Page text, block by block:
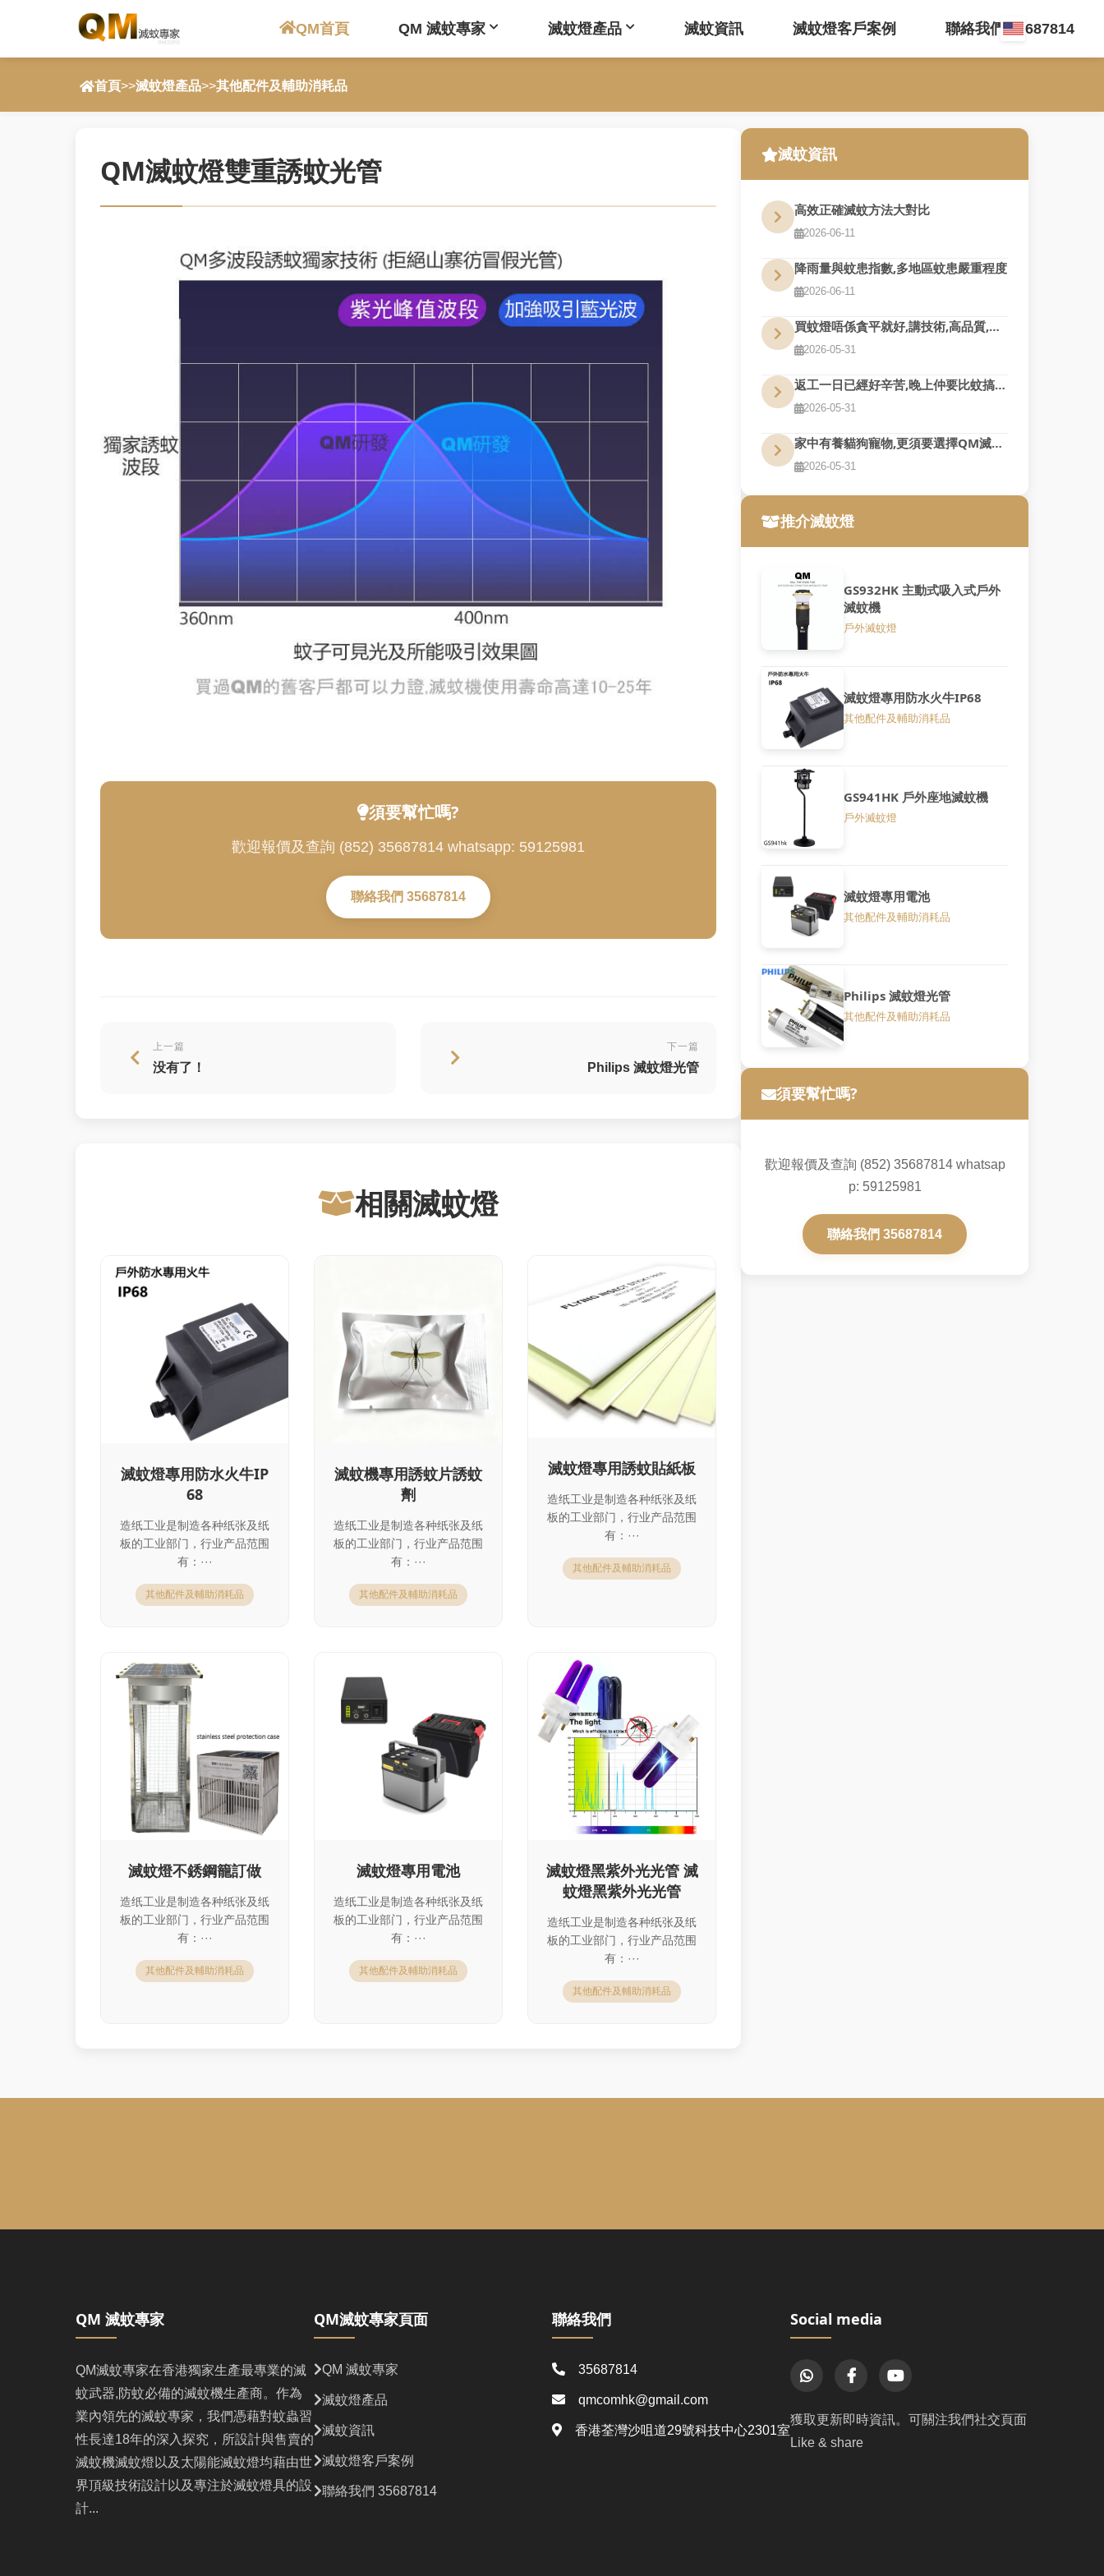
QM首頁 QM 滅蚊專家 滅蚊燈產品 滅蚊資訊 滅蚊燈客戶案例 聯絡我們 35687814
首頁>>滅蚊燈產品>>其他配件及輔助消耗品
QM滅蚊燈雙重誘蚊光管
須要幫忙嗎?
歡迎報價及查詢 (852) 35687814 whatsapp: 59125981
聯絡我們 35687814
上一篇
没有了！
下一篇
Philips 滅蚊燈光管
相關滅蚊燈
滅蚊燈專用防水火牛IP
68
造纸工业是制造各种纸张及纸
板的工业部门，行业产品范围
有：···
其他配件及輔助消耗品
滅蚊機專用誘蚊片誘蚊
劑
造纸工业是制造各种纸张及纸
板的工业部门，行业产品范围
有：···
其他配件及輔助消耗品
滅蚊燈專用誘蚊貼紙板
造纸工业是制造各种纸张及纸
板的工业部门，行业产品范围
有：···
其他配件及輔助消耗品
滅蚊燈不銹鋼籠訂做
造纸工业是制造各种纸张及纸
板的工业部门，行业产品范围
有：···
其他配件及輔助消耗品
滅蚊燈專用電池
造纸工业是制造各种纸张及纸
板的工业部门，行业产品范围
有：···
其他配件及輔助消耗品
滅蚊燈黑紫外光光管 滅
蚊燈黑紫外光光管
造纸工业是制造各种纸张及纸
板的工业部门，行业产品范围
有：···
其他配件及輔助消耗品
滅蚊資訊
高效正確滅蚊方法大對比
2026-06-11
降雨量與蚊患指數,多地區蚊患嚴重程度
2026-06-11
買蚊燈唔係貪平就好,講技術,高品質,夠耐用才是真的好用
2026-05-31
返工一日已經好辛苦,晚上仲要比蚊搞到訓唔好,QM幫到您
2026-05-31
家中有養貓狗寵物,更須要選擇QM滅蚊燈
2026-05-31
推介滅蚊燈
GS932HK 主動式吸入式戶外
滅蚊機
戶外滅蚊燈
滅蚊燈專用防水火牛IP68
其他配件及輔助消耗品
GS941HK 戶外座地滅蚊機
戶外滅蚊燈
滅蚊燈專用電池
其他配件及輔助消耗品
Philips 滅蚊燈光管
其他配件及輔助消耗品
須要幫忙嗎?
歡迎報價及查詢 (852) 35687814 whatsap
p: 59125981
聯絡我們 35687814
QM 滅蚊專家
QM滅蚊專家在香港獨家生產最專業的滅
蚊武器,防蚊必備的滅蚊機生產商。作為
業內領先的滅蚊專家，我們憑藉對蚊蟲習
性長達18年的深入探究，所設計與售賣的
滅蚊機滅蚊燈以及太陽能滅蚊燈均藉由世
界頂級技術設計以及專注於滅蚊燈具的設
計...
QM滅蚊專家頁面
QM 滅蚊專家
滅蚊燈產品
滅蚊資訊
滅蚊燈客戶案例
聯絡我們 35687814
聯絡我們
35687814
qmcomhk@gmail.com
香港荃灣沙咀道29號科技中心2301室
Social media
獲取更新即時資訊。可關注我們社交頁面
Like & share